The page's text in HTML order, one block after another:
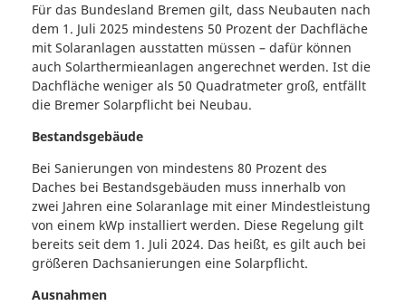
Für das Bundesland Bremen gilt, dass Neubauten nach
dem 1. Juli 2025 mindestens 50 Prozent der Dachfläche
mit Solaranlagen ausstatten müssen – dafür können
auch Solarthermieanlagen angerechnet werden. Ist die
Dachfläche weniger als 50 Quadratmeter groß, entfällt
die Bremer Solarpflicht bei Neubau.
Bestandsgebäude
Bei Sanierungen von mindestens 80 Prozent des
Daches bei Bestandsgebäuden muss innerhalb von
zwei Jahren eine Solaranlage mit einer Mindestleistung
von einem kWp installiert werden. Diese Regelung gilt
bereits seit dem 1. Juli 2024. Das heißt, es gilt auch bei
größeren Dachsanierungen eine Solarpflicht.
Ausnahmen